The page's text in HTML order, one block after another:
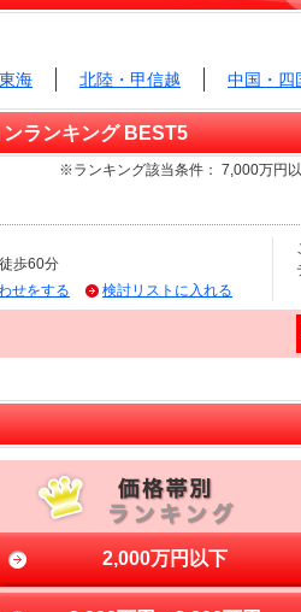
東海 北陸・甲信越 中国・四
ランキング BEST5
※ランキング該当条件： 7,000万円
歩60分
せをする 検討リストに入れる
2,000万円以下